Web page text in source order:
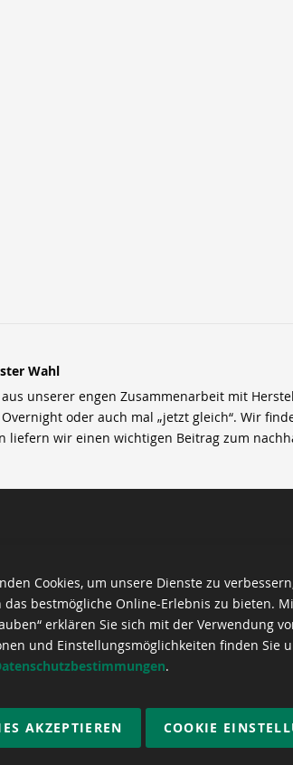
Wahl
unserer engen Zusammenarbeit mit
oder auch mal „jetzt gleich“. Wir
wir einen wichtigen Beitrag zum
Cookies, um unsere Dienste zu
bestmögliche Online-Erlebnis zu bieten.
erklären Sie sich mit der Verwendung
und Einstellungsmöglichkeiten finden Sie
.
AKZEPTIEREN COOKIE